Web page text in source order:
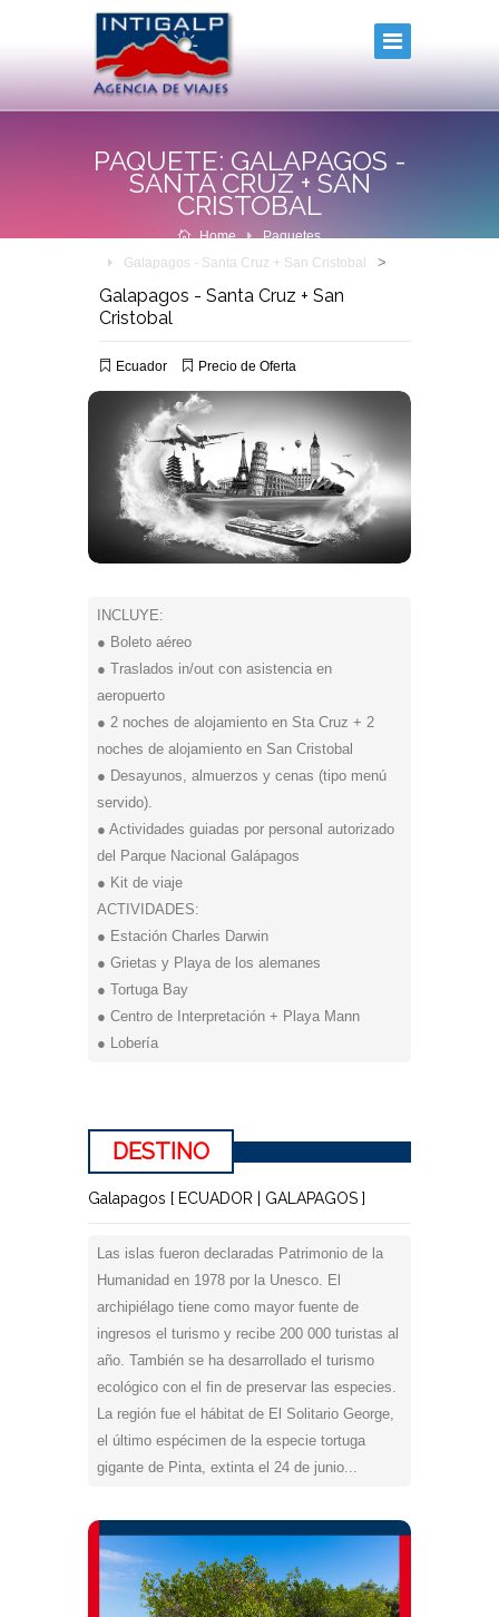
PAQUETE: GALAPAGOS -
SANTA CRUZ + SAN
CRISTOBAL
Home
Paquetes
Galapagos - Santa Cruz + San Cristobal
>
Galapagos - Santa Cruz + San
Cristobal
Ecuador Precio de Oferta
INCLUYE:
● Boleto aéreo
● Traslados in/out con asistencia en
aeropuerto
● 2 noches de alojamiento en Sta Cruz + 2
noches de alojamiento en San Cristobal
● Desayunos, almuerzos y cenas (tipo menú
servido).
● Actividades guiadas por personal autorizado
del Parque Nacional Galápagos
● Kit de viaje
ACTIVIDADES:
● Estación Charles Darwin
● Grietas y Playa de los alemanes
● Tortuga Bay
● Centro de Interpretación + Playa Mann
● Lobería
DESTINO
Galapagos [ ECUADOR | GALAPAGOS ]
Las islas fueron declaradas Patrimonio de la
Humanidad en 1978 por la Unesco. El
archipiélago tiene como mayor fuente de
ingresos el turismo y recibe 200 000 turistas al
año. También se ha desarrollado el turismo
ecológico con el fin de preservar las especies.
La región fue el hábitat de El Solitario George,
el último espécimen de la especie tortuga
gigante de Pinta, extinta el 24 de junio...